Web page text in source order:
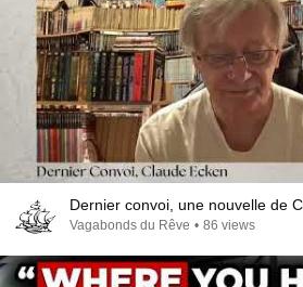
Dernier convoi, une nouvelle de
Vagabonds du Rêve • 86 views